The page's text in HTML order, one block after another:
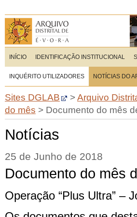
INÍCIO IDENTIFICAÇÃO INSTITUCIONAL
INQUÉRITO UTILIZADORES NOTÍCIAS DO
Sites DGLAB >Arquivo
do mês > Documento do mês
Notícias
25 de Junho de 2018
Documento do mês
Operação “Plus Ultra” –